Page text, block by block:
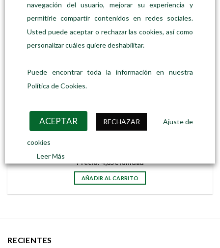
Precio:4,65€/unidad
AÑADIR AL CARRITO
RECIENTES
navegación del usuario, mejorar su experiencia y
permitirle compartir contenidos en redes sociales.
Usted puede aceptar o rechazar las cookies, así como
personalizar cuáles quiere deshabilitar.
Puede encontrar toda la información en nuestra
Política de Cookies.
ACEPTAR RECHAZAR Ajuste de
cookies
Leer Más